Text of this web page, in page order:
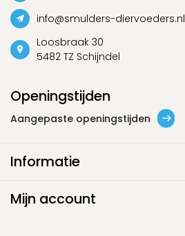
info@smulders-diervoeders.nl
Loosbraak 30
5482 TZ Schijndel
Openingstijden
Aangepaste openingstijden
Informatie
Mijn account